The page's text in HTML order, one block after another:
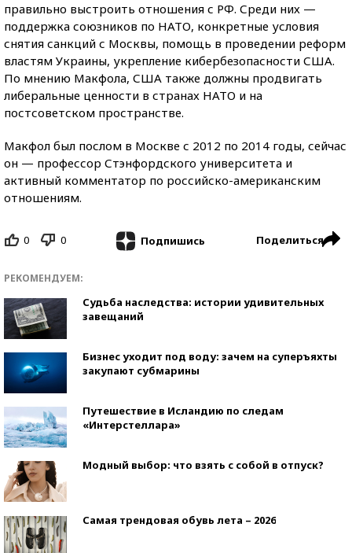
правильно выстроить отношения с РФ. Среди них —
поддержка союзников по НАТО, конкретные условия
снятия санкций с Москвы, помощь в проведении реформ
властям Украины, укрепление кибербезопасности США.
По мнению Макфола, США также должны продвигать
либеральные ценности в странах НАТО и на
постсоветском пространстве.
Макфол был послом в Москве с 2012 по 2014 годы, сейчас
он — профессор Стэнфордского университета и
активный комментатор по российско-американским
отношениям.
0 0 Подпишись Поделиться
РЕКОМЕНДУЕМ:
Судьба наследства: истории удивительных
завещаний
Бизнес уходит под воду: зачем на суперъяхты
закупают субмарины
Путешествие в Исландию по следам
«Интерстеллара»
Модный выбор: что взять с собой в отпуск?
Самая трендовая обувь лета – 2026